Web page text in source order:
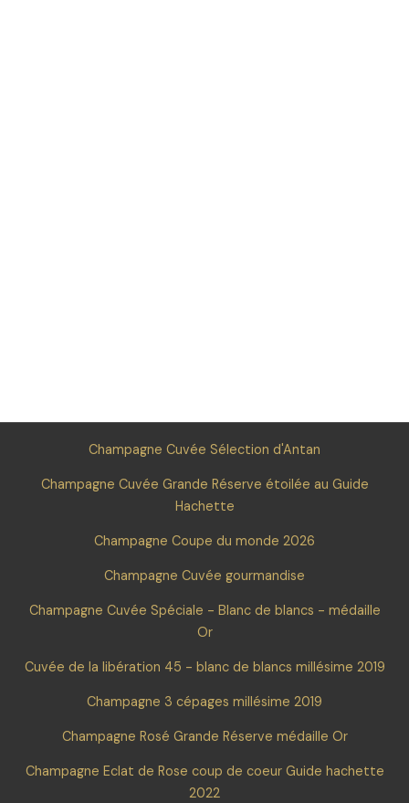
Champagne Cuvée Sélection d'Antan
Champagne Cuvée Grande Réserve étoilée au Guide
Hachette
Champagne Coupe du monde 2026
Champagne Cuvée gourmandise
Champagne Cuvée Spéciale - Blanc de blancs - médaille
Or
Cuvée de la libération 45 - blanc de blancs millésime 2019
Champagne 3 cépages millésime 2019
Champagne Rosé Grande Réserve médaille Or
Champagne Eclat de Rose coup de coeur Guide hachette
2022